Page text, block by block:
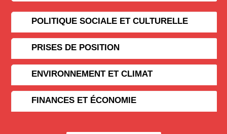
POLITIQUE SOCIALE ET CULTURELLE
PRISES DE POSITION
ENVIRONNEMENT ET CLIMAT
FINANCES ET ÉCONOMIE